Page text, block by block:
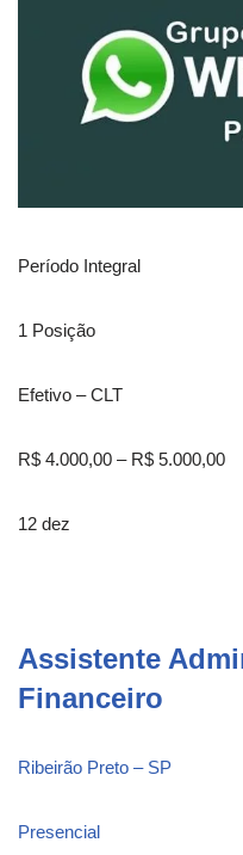
Período Integral
1 Posição
Efetivo – CLT
R$ 4.000,00 – R$ 5.000,00
12 dez
Assistente
Financeiro
Ribeirão Preto – SP
Presencial